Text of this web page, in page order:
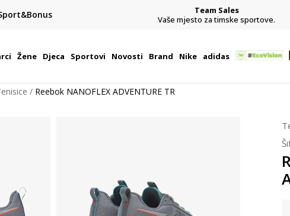
u Hrvatskoj
Team Sales
Vaše mjesto za timske sportove.
Žene Djeca Sportovi Novosti Brand Nike adidas
Reebok NANOFLEX ADVENTURE TR